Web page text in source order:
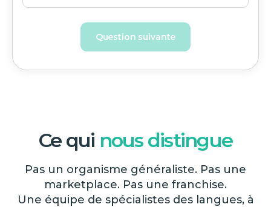
Question suivante
Ce qui nous distingue
Pas un organisme généraliste. Pas une
marketplace. Pas une franchise.
Une équipe de spécialistes des langues, à